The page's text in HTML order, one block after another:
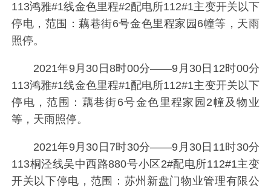
113鸿雅#1线金色里程#2配电所112#1主变开关以下
停电，范围：藕巷街6号金色里程家园6幢等，天雨
照停。
2021年9月30日8时00分——9月30日12时00分
113鸿雅#1线金色里程#1配电所112#1主变开关以下
停电，范围：藕巷街6号金色里程家园2幢及物业
等，天雨照停。
2021年9月30日7时30分——9月30日11时30分
113桐泾线吴中西路880号小区2#配电所112#1主变
开关以下停电，范围：苏州新盘门物业管理有限公